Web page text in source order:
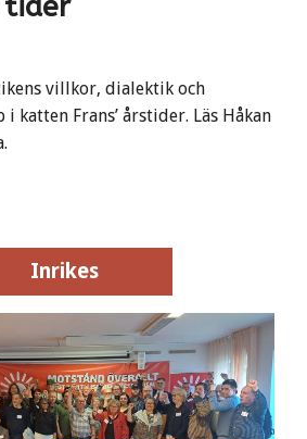
villkor, dialektik och
i katten Frans’ årstider. Läs Håkan
Inrikes
Inrikes